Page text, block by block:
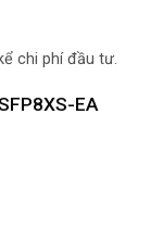
chi phí đầu tư.
EA